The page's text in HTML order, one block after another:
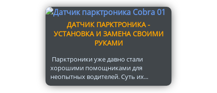
ДАТЧИК ПАРКТРОНИКА -
УСТАНОВКА И ЗАМЕНА СВОИМИ
РУКАМИ
Парктроники уже давно стали
хорошими помощниками для
неопытных водителей. Суть их...